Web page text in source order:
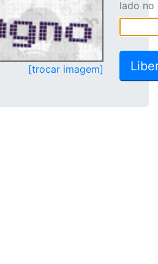
[trocar imagem]
lado no